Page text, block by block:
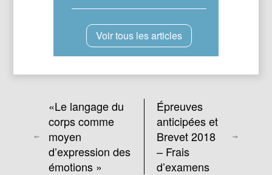
Voir tous les articles
«Le langage du
corps comme
moyen
d’expression des
émotions »
Épreuves
anticipées et
Brevet 2018
– Frais
d’examens